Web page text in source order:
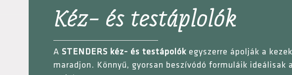
Kéz- és testáplolók
A STENDERS kéz- és testápolók egyszerre ápolják a
maradjon. Könnyű, gyorsan beszívódó formuláik